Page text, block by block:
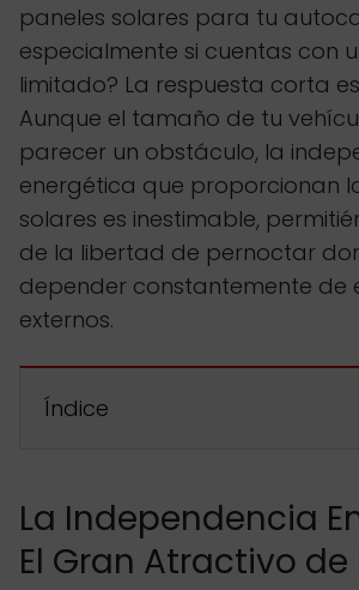
paneles solares para tu
especialmente si cuentas con
limitado? La respuesta corta
Aunque el tamaño de tu
parecer un obstáculo, la
energética que proporcionan
solares es inestimable,
de la libertad de pernoctar
depender constantemente de
externos.
Índice
La Independencia
El Gran Atractivo de